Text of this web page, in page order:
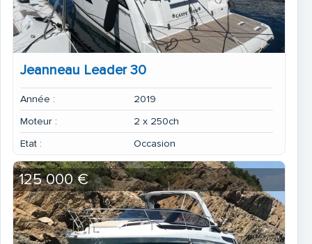
Jeanneau Leader 30
Année :
2019
Moteur :
2 x 250ch
Etat :
Occasion
125 000 €